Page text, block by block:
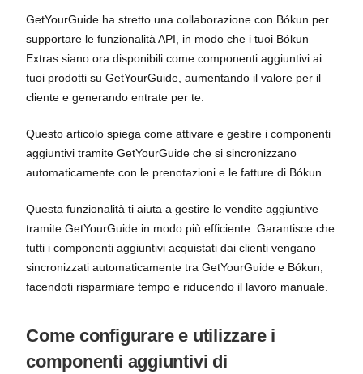
GetYourGuide ha stretto una collaborazione con Bókun per
supportare le funzionalità API, in modo che i tuoi Bókun
Extras siano ora disponibili come componenti aggiuntivi ai
tuoi prodotti su GetYourGuide, aumentando il valore per il
cliente e generando entrate per te.
Questo articolo spiega come attivare e gestire i componenti
aggiuntivi tramite GetYourGuide che si sincronizzano
automaticamente con le prenotazioni e le fatture di Bókun.
Questa funzionalità ti aiuta a gestire le vendite aggiuntive
tramite GetYourGuide in modo più efficiente. Garantisce che
tutti i componenti aggiuntivi acquistati dai clienti vengano
sincronizzati automaticamente tra GetYourGuide e Bókun,
facendoti risparmiare tempo e riducendo il lavoro manuale.
Come configurare e utilizzare i
componenti aggiuntivi di